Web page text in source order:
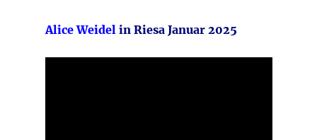
Alice Weidelin Riesa Januar 2025